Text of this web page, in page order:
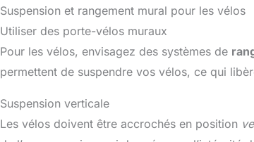
Suspension et rangement mural pour les vélos
Utiliser des porte-vélos muraux
Pour les vélos, envisagez des systèmes de
permettent de suspendre vos vélos, ce qui
Suspension verticale
Les vélos doivent être accrochés en position